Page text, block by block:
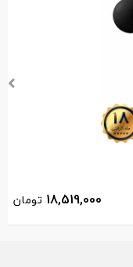
18,519,000 تومان